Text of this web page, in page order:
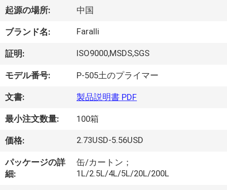
製
品
ビ
オ
企
Rights
起源の場所: 中国
ブランド名: Faralli
証明: ISO9000,MSDS,SGS
モデル番号: P-505土のプライマー
文書: 製品説明書 PDF
最小注文数量: 100箱
価格: 2.73USD-5.56USD
パッケージの詳
細:
缶/カートン；
1L/2.5L/4L/5L/20L/200L